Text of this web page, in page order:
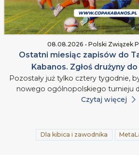
08.08.2026 • Polski Związek
Ostatni miesiąc zapisów do
Kabanos. Zgłoś drużyny
Pozostały już tylko cztery tygodnie,
nowego ogólnopolskiego turnieju
Czytaj więcej
Dla kibica i zawodnika